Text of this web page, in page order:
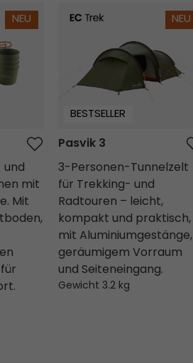
NEU
mit
Mit
Pasvik 3
NEU
BESTSELLER
Pasvik 3
3-Personen-Tunnelzelt
für Trekking- und
Radtouren – leicht,
kompakt und praktisch,
mit Aluminiumgestänge,
geräumigem Vorraum
und Seiteneingang.
Gewicht 3.2 kg